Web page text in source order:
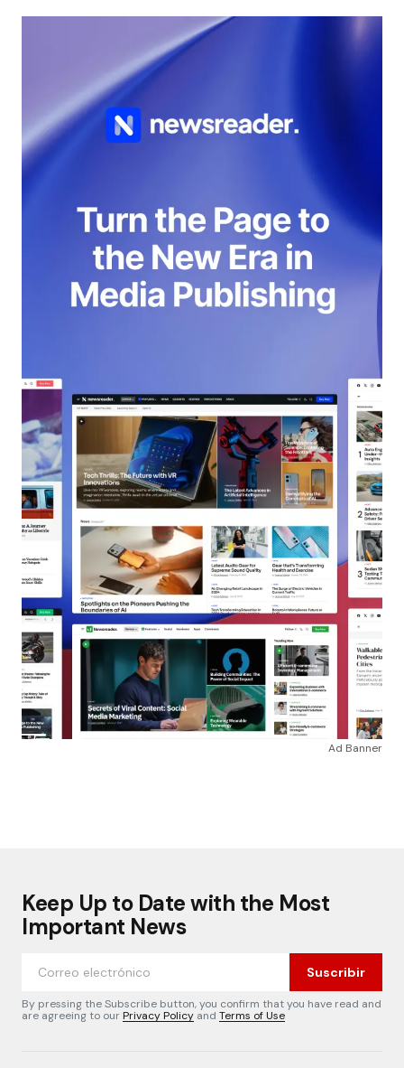
Ad Banner
Keep Up to Date with the Most
Important News
Suscribir
By pressing the Subscribe button, you confirm that you have read and
are agreeing to ourPrivacy Policy and Terms of Use